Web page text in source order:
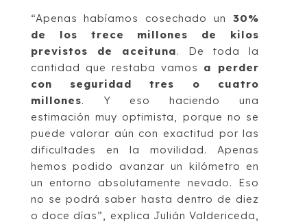
“Apenas habíamos cosechado un 30%
de los trece millones de kilos
previstos de aceituna. De toda la
cantidad que restaba vamos a perder
con seguridad tres o cuatro
millones. Y eso haciendo una
estimación muy optimista, porque no se
puede valorar aún con exactitud por las
dificultades en la movilidad. Apenas
hemos podido avanzar un kilómetro en
un entorno absolutamente nevado. Eso
no se podrá saber hasta dentro de diez
o doce días”, explica Julián Valdericeda,